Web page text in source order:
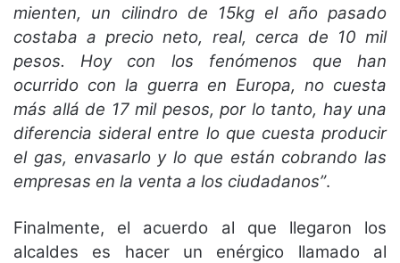
mienten, un cilindro de 15kg el año pasado
costaba a precio neto, real, cerca de 10 mil
pesos. Hoy con los fenómenos que han
ocurrido con la guerra en Europa, no cuesta
más allá de 17 mil pesos, por lo tanto, hay una
diferencia sideral entre lo que cuesta producir
el gas, envasarlo y lo que están cobrando las
empresas en la venta a los ciudadanos”.
Finalmente, el acuerdo al que llegaron los
alcaldes es hacer un enérgico llamado al